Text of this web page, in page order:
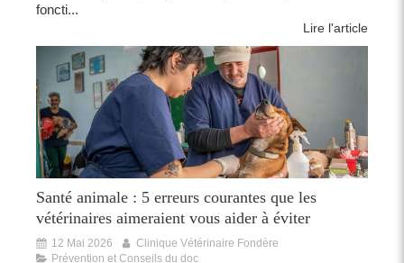
foncti...
Lire l'article
Santé animale : 5 erreurs courantes que les
vétérinaires aimeraient vous aider à éviter
12 Mai 2026
Clinique Vétérinaire Fondère
Prévention et Conseils du doc